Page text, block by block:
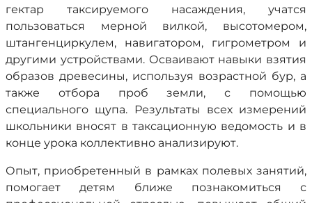
гектар таксируемого насаждения, учатся
пользоваться мерной вилкой, высотомером,
штангенциркулем, навигатором, гигрометром и
другими устройствами. Осваивают навыки взятия
образов древесины, используя возрастной бур, а
также отбора проб земли, с помощью
специального щупа. Результаты всех измерений
школьники вносят в таксационную ведомость и в
конце урока коллективно анализируют.
Опыт, приобретенный в рамках полевых занятий,
помогает детям ближе познакомиться с